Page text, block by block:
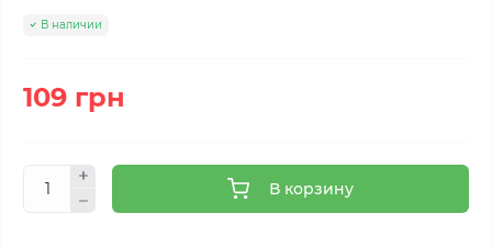
В наличии
109 грн
В корзину